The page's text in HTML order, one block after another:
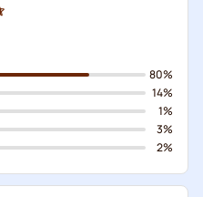
80%
14%
1%
3%
2%